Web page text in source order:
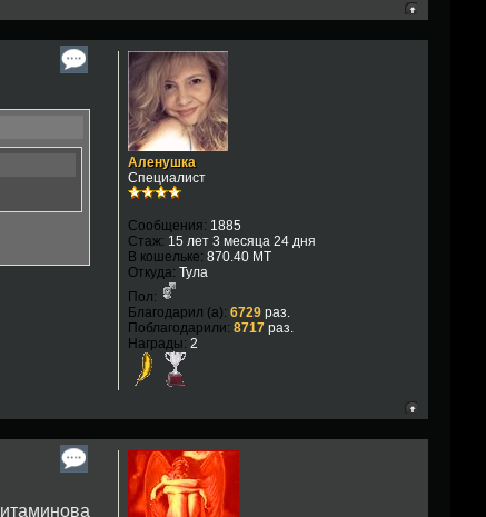
Аленушка
Специалист
Сообщения: 1885
Стаж: 15 лет 3 месяца 24 дня
В кошельке: 870.40 MT
Откуда: Тула
Пол:
Благодарил (а): 6729раз.
Поблагодарили: 8717раз.
Награды: 2